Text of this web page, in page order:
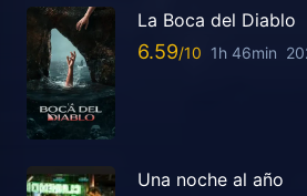
La Boca del Diablo
6.59 1h 46min
Una noche al año